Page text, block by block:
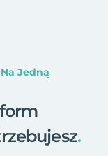
Jedną
.